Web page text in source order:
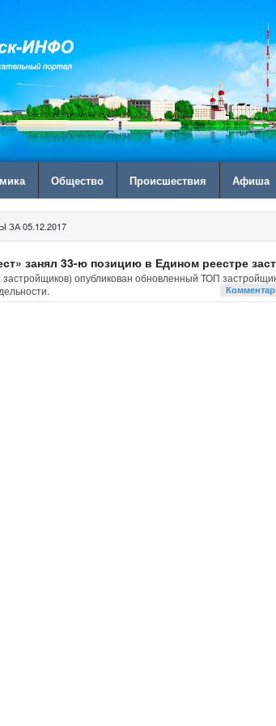
Общество Происшествия Афиша
ЗА 05.12.2017
занял 33-ю позицию в Едином реестре
опубликован обновленный ТОП